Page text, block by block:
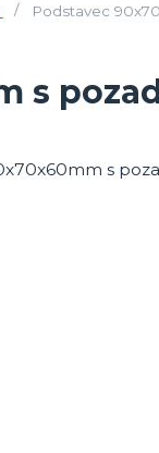
Podstavec
s